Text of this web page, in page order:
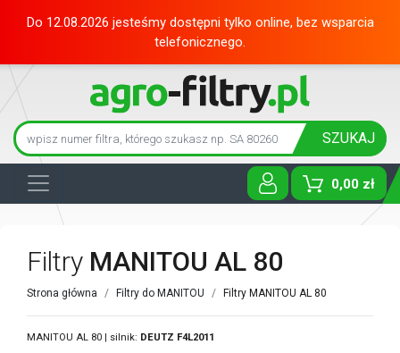
Do 12.08.2026 jesteśmy dostępni tylko online, bez wsparcia
telefonicznego.
SZUKAJ
0,00 zł
Toggle
Filtry MANITOU AL 80
Strona główna Filtry do MANITOU Filtry MANITOU AL 80
MANITOU AL 80 | silnik: DEUTZ F4L2011